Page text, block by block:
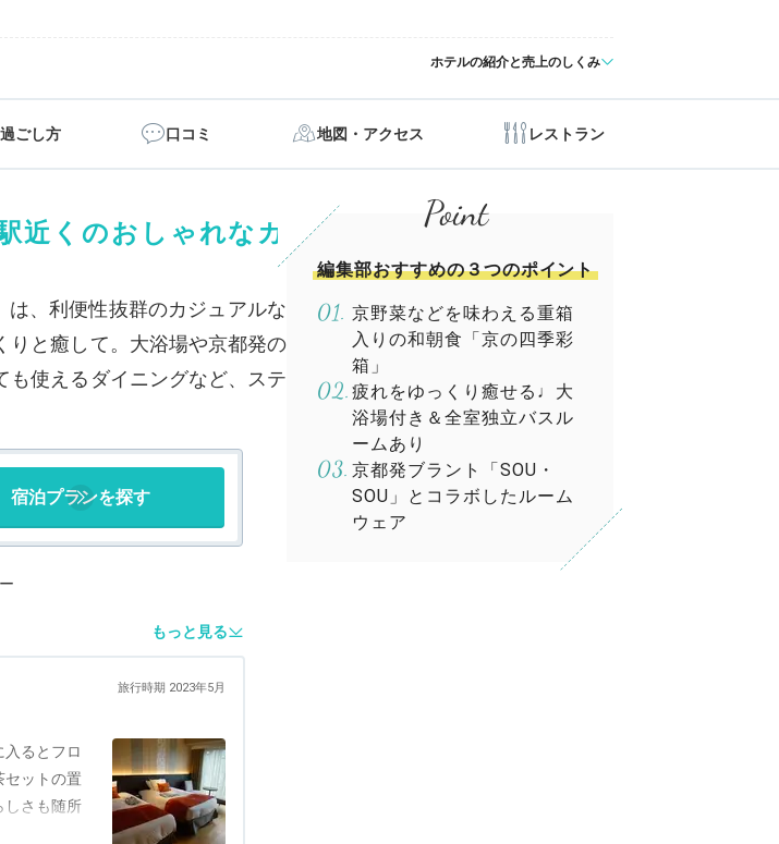
ホテルの紹介と売上のしくみ
過ごし方 口コミ 地図・アクセス レストラン
近くのおしゃれなカ
、利便性抜群のカジュアルな
りと癒して。大浴場や京都発の
も使えるダイニングなど、ステ
宿泊プランを探す
もっと見る
旅行時期 2023年5月
るとフロ
セットの置
しさも随所
編集部おすすめの３つのポイント
京野菜などを味わえる重箱
入りの和朝食「京の四季彩
箱」
疲れをゆっくり癒せる♩大
浴場付き＆全室独立バスル
ームあり
京都発ブラント「SOU・
SOU」とコラボしたルーム
ウェア